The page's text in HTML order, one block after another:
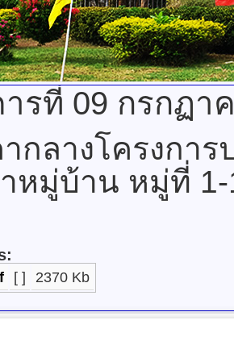
รที่ 09 กรกฏา
กลางโครงกา
หมู่บ้าน หมู่ที่
[ ] 2370 Kb